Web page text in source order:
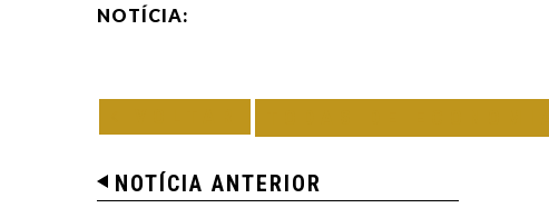
NOTÍCIA:
NOTÍCIA ANTERIOR